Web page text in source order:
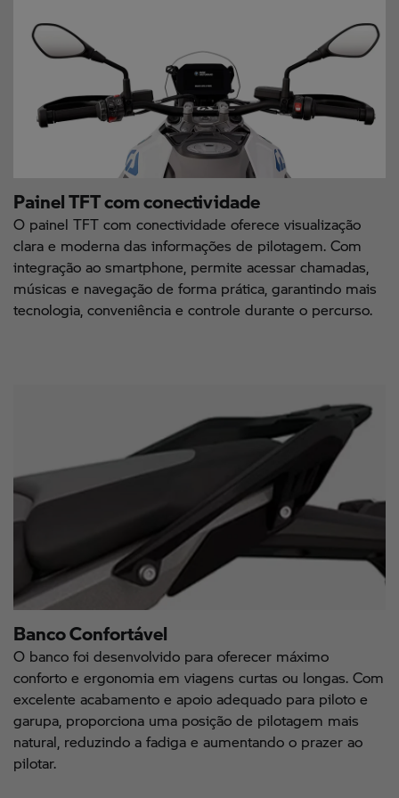
Painel TFT com conectividade
O painel TFT com conectividade oferece visualização
clara e moderna das informações de pilotagem. Com
integração ao smartphone, permite acessar chamadas,
músicas e navegação de forma prática, garantindo mais
tecnologia, conveniência e controle durante o percurso.
Banco Confortável
O banco foi desenvolvido para oferecer máximo
conforto e ergonomia em viagens curtas ou longas. Com
excelente acabamento e apoio adequado para piloto e
garupa, proporciona uma posição de pilotagem mais
natural, reduzindo a fadiga e aumentando o prazer ao
pilotar.